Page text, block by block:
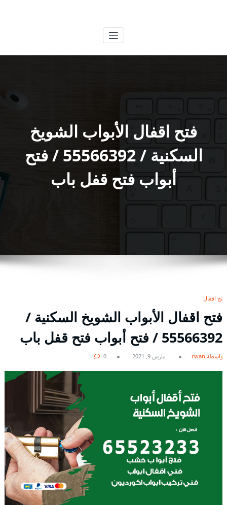
فتح اقفال الأبواب الشويخ
السكنية / 55566392 / فتح
أبواب فتح قفل باب
فتح اقفال
فتح اقفال الأبواب الشويخ السكنية /
55566392 / فتح أبواب فتح قفل باب
بواسطة rwan مارس 9, 2021 0